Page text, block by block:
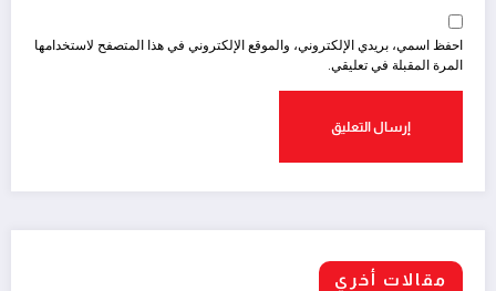
احفظ اسمي، بريدي الإلكتروني، والموقع الإلكتروني في هذا المتصفح لاستخدامها
المرة المقبلة في تعليقي.
مقالات أخري